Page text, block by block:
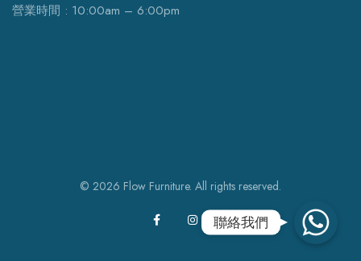
營業時間 : 10:00am – 6:00pm
© 2026 Flow Furniture. All rights reserved.
聯絡我們